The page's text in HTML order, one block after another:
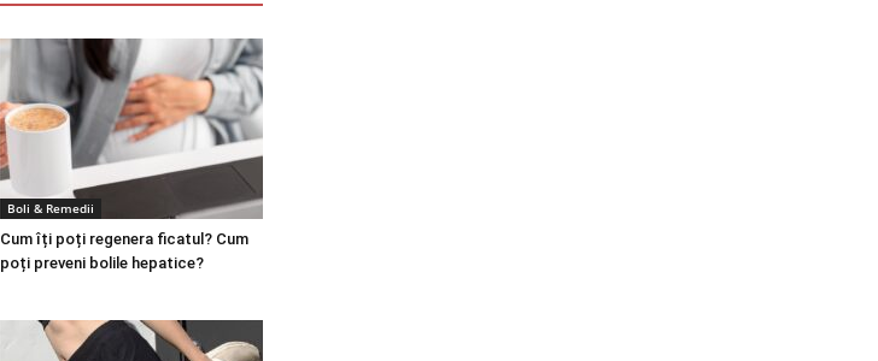
Boli & Remedii
Cum îți poți regenera ficatul? Cum
poți preveni bolile hepatice?